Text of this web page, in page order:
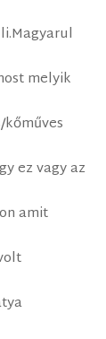
melyik
ez vagy az
amit